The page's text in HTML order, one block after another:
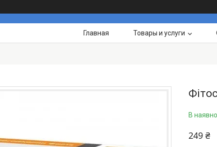
Главная Товары и услуги
В
249 ₴